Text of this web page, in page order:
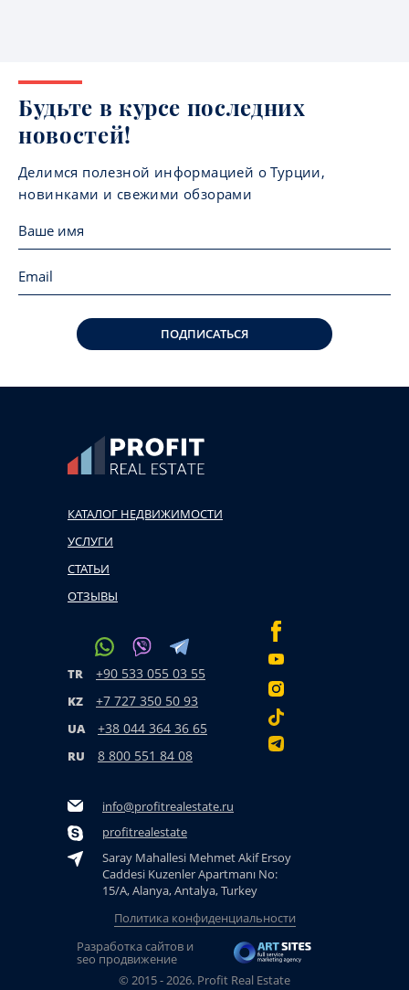
Будьте в курсе последних
новостей!
Делимся полезной информацией о Турции,
новинками и свежими обзорами
ПОДПИСАТЬСЯ
КАТАЛОГ НЕДВИЖИМОСТИ
УСЛУГИ
СТАТЬИ
ОТЗЫВЫ
TR +90 533 055 03 55
KZ +7 727 350 50 93
UA +38 044 364 36 65
RU 8 800 551 84 08
info@profitrealestate.ru
profitrealestate
Saray Mahallesi Mehmet Akif Ersoy
Caddesi Kuzenler Apartmanı No:
15/A, Alanya, Antalya, Turkey
© 2015 - 2026. Profit Real Estate
Политика конфиденциальности
Разработка сайтов и
seo продвижение